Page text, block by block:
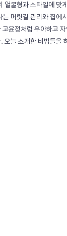
얼굴형과 스타일에 맞
머릿결 관리와 집에
고윤정처럼 우아하고
오늘 소개한 비법들을